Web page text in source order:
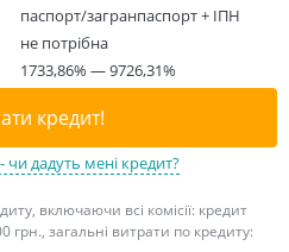
паспорт/загранпаспорт + ІПН
не потрібна
1733,86% — 9726,31%
кредит!
чи дадуть мені кредит?
включаючи всі комісії: кредит
грн., загальні витрати по кредиту: